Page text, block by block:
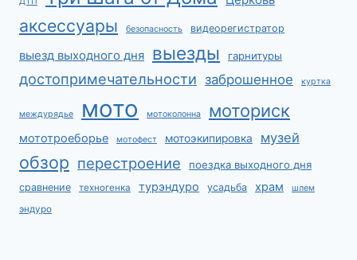
аксессуары безопасность видеорегистратор
выезд выходного дня выезды гарнитуры
достопримечательности заброшенное куртка
междурядье мото мотоколонна моториск
мототроеборье мотофест мотоэкипировка музей
обзор перестроение поездка выходного дня
сравнение техногенка турэндуро усадьба храм шлем
эндуро